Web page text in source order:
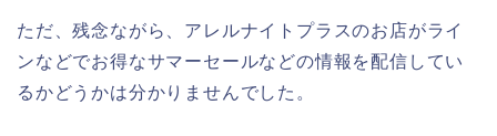
ただ、残念ながら、アレルナイトプラスのお店がライ
ンなどでお得なサマーセールなどの情報を配信してい
るかどうかは分かりませんでした。